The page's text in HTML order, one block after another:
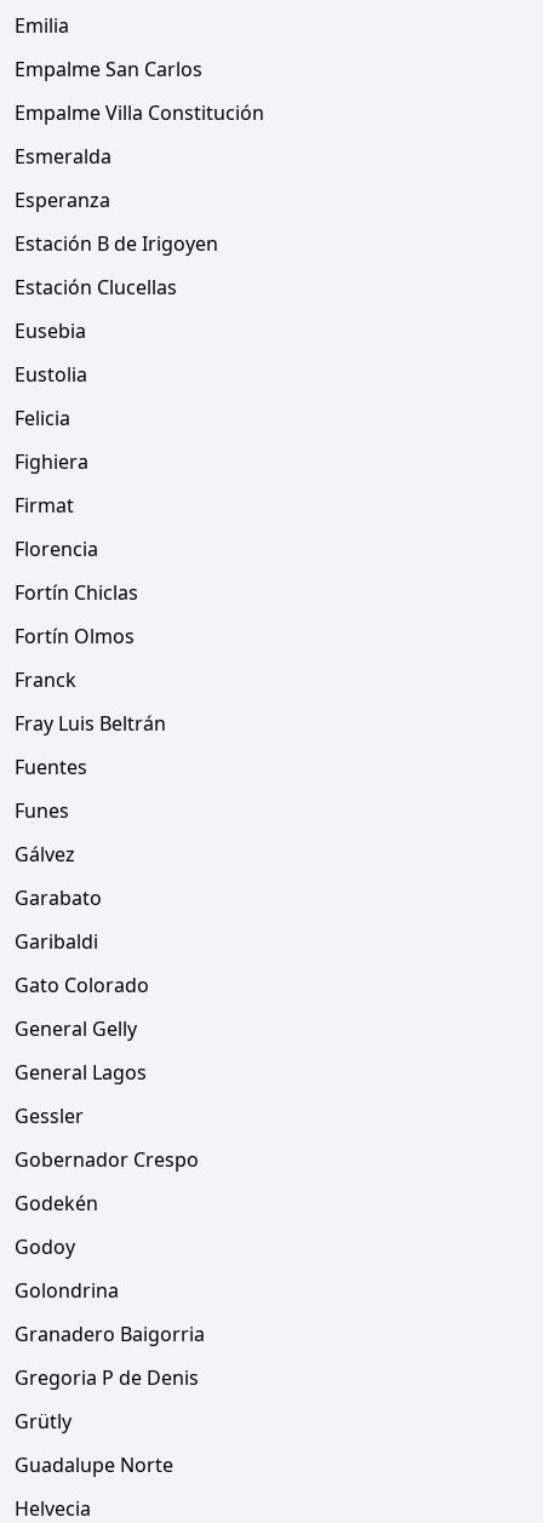
Emilia
Empalme San Carlos
Empalme Villa Constitución
Esmeralda
Esperanza
Estación B de Irigoyen
Estación Clucellas
Eusebia
Eustolia
Felicia
Fighiera
Firmat
Florencia
Fortín Chiclas
Fortín Olmos
Franck
Fray Luis Beltrán
Fuentes
Funes
Gálvez
Garabato
Garibaldi
Gato Colorado
General Gelly
General Lagos
Gessler
Gobernador Crespo
Godekén
Godoy
Golondrina
Granadero Baigorria
Gregoria P de Denis
Grütly
Guadalupe Norte
Helvecia